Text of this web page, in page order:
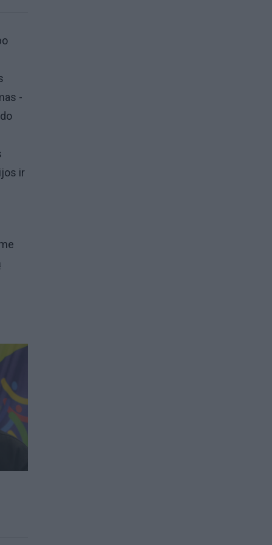
-
ir